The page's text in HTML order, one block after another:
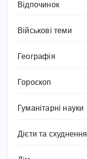
Відпочинок
Військові теми
Географія
Гороскоп
Гуманітарні науки
Дієти та схуднення